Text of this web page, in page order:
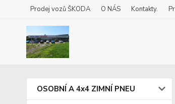
Prodej vozů ŠKODA O NÁS Kontakty.
OSOBNÍ A 4x4 ZIMNÍ PNEU